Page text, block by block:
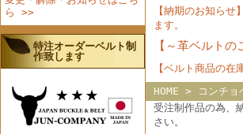
ら >>
特注オーダーベルト制
作致します
【納期のお知ら
ます。
【～革ベルト
【ベルト商品の在
HOME > コンチョ
受注制作品の為、
さい。